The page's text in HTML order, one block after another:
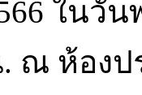
ในวั
. ณ ห้อง